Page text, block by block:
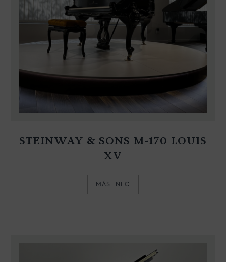
STEINWAY & SONS M-170 LOUIS
XV
MÁS INFO